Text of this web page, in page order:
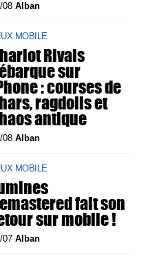
08Alban
MOBILE
Rivals
sur
: courses de
ragdolls et
antique
08Alban
MOBILE
fait son
sur mobile !
07Alban